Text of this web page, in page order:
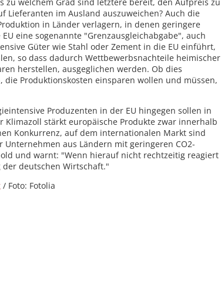
zu welchem Grad sind letztere bereit, den Aufpreis zu
Lieferanten im Ausland auszuweichen? Auch die
in Länder verlagern, in denen geringere
eine sogenannte "Grenzausgleichabgabe", auch
Güter wie Stahl oder Zement in die EU einführt,
so dass dadurch Wettbewerbsnachteile heimischer
herstellen, ausgeglichen werden. Ob dies
die Produktionskosten einsparen wollen und müssen,
Produzenten in der EU hingegen sollen in
Klimazoll stärkt europäische Produkte zwar innerhalb
Konkurrenz, auf dem internationalen Markt sind
Unternehmen aus Ländern mit geringeren CO2-
und warnt: "Wenn hierauf nicht rechtzeitig reagiert
deutschen Wirtschaft."
/ Foto: Fotolia